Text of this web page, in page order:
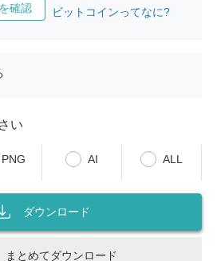
確認 ビットコインってなに?
い
PNG AI ALL
ダウンロード
まとめてダウンロード